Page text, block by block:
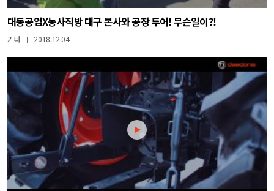
대동공업X농사직방 대구 본사와 공장 투어! 무슨일이?!
기타 | 2018.12.04